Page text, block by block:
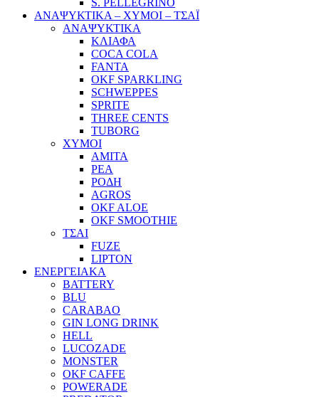
S. PELLEGRINO
ΑΝΑΨΥΚΤΙΚΑ – ΧΥΜΟΙ – ΤΣΑΪ
ΑΝΑΨΥΚΤΙΚΑ
ΚΛΙΑΦΑ
COCA COLA
FANTA
OKF SPARKLING
SCHWEPPES
SPRITE
THREE CENTS
TUBORG
ΧΥΜΟΙ
ΑΜΙΤΑ
ΡΕΑ
ΡΟΔΗ
AGROS
OKF ALOE
OKF SMOOTHIE
ΤΣΑΙ
FUZE
LIPTON
ΕΝΕΡΓΕΙΑΚΑ
BATTERY
BLU
CARABAO
GIN LONG DRINK
HELL
LUCOZADE
MONSTER
OKF CAFFE
POWERADE